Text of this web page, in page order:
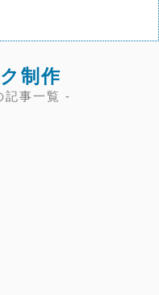
制作
記事一覧 -